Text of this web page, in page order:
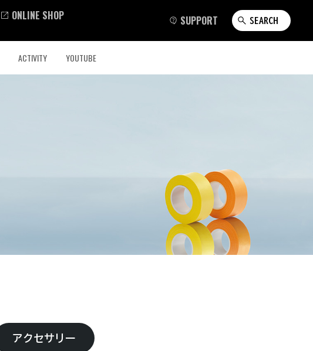
ONLINE SHOP SUPPORT SEARCH
ACTIVITY YOUTUBE
アクセサリー